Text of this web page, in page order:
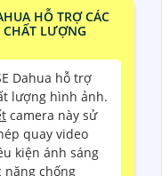
HỖ TRỢ CÁC
LƯỢNG
Dahua hỗ trợ
lượng hình ảnh.
camera này sử
quay video
kiện ánh sáng
năng chống